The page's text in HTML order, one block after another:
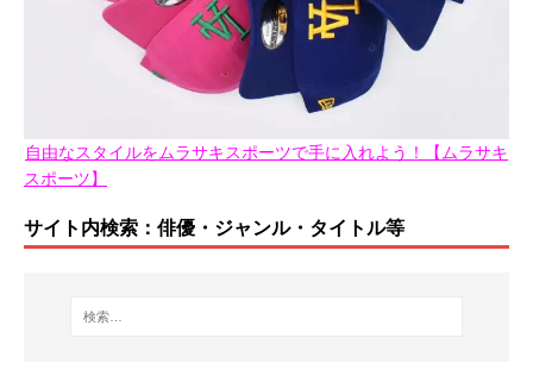
自由なスタイルをムラサキスポーツで手に入れよう！【ムラサキ
スポーツ】
サイト内検索：俳優・ジャンル・タイトル等